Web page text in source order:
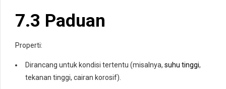
7.3 Paduan
Properti:
Dirancang untuk kondisi tertentu (misalnya, suhu tinggi,
tekanan tinggi, cairan korosif).